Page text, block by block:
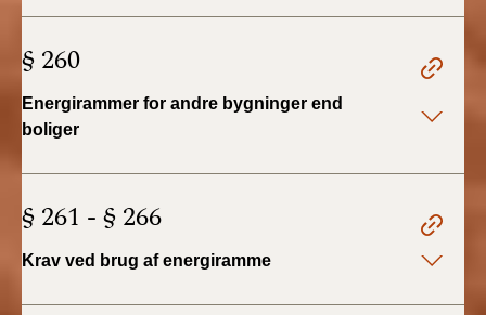
BR18 (1/7-31/12
BR18 (10/3-30/6
BR18 (1/1-9/3 2020)
BR18 (4/7-31/12
§ 260
Energirammer for andre bygninger end
boliger
§ 261 - § 266
Krav ved brug af energiramme